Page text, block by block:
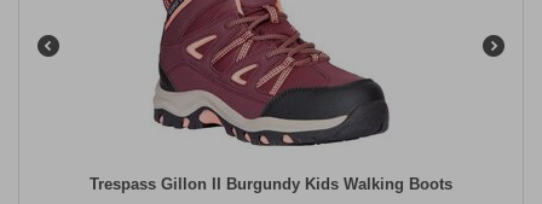
Trespass Gillon II Burgundy Kids Walking Boots